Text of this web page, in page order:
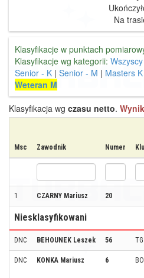
Na
Klasyfikacje w punktach
Klasyfikacje wg kategorii: Wszyscy
Senior - K | Senior - M | Masters K
Weteran M
Klasyfikacja wg czasu netto.
Msc Zawodnik Numer
1 CZARNY Mariusz 20
Niesklasyfikowani
DNC BEHOUNEK Leszek 56
DNC KONKA Mariusz 6